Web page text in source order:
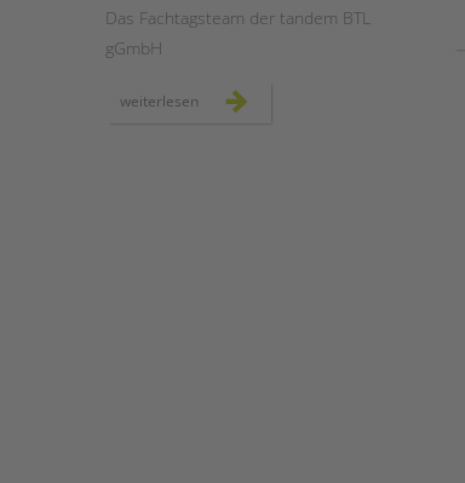
Das Fachtagsteam der tandem BTL
gGmbH
weiterlesen fachtag:
wege